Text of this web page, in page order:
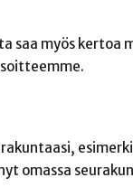
saa myös kertoa
omassa